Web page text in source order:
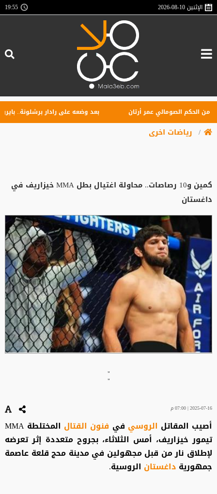
الإثنين2026-08-10
19:55
الصومالي عمر أرتان بعد وضعه على رادار برشلونة.. بايرن
رياضات اخرى
كمين و10 رصاصات.. محاولة اغتيال بطل MMA خيزاريف في
داغستان
"
"
2025-07-16 | 07:00 م
أصيب المقاتل الروسي في فنون القتال
المختلطة MMA
تيمور خيزاريف، أمس الثلاثاء، بجروح متعددة إثر تعرضه
لإطلاق نار من قبل مجهولين في مدينة محج قلعة عاصمة
جمهورية داغستان الروسية.